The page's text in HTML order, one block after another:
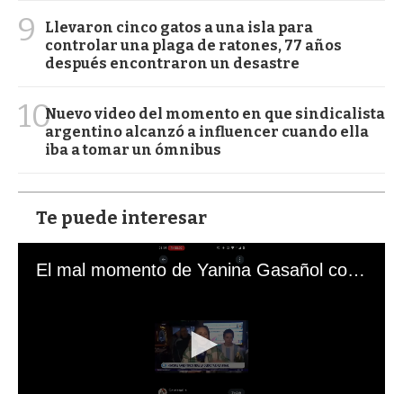
9
Llevaron cinco gatos a una isla para
controlar una plaga de ratones, 77 años
después encontraron un desastre
10Nuevo video del momento en que sindicalista
argentino alcanzó a influencer cuando ella
iba a tomar un ómnibus
Te puede interesar
El mal momento de Yanina Gasañol con un hincha argentino en "Subrayado"